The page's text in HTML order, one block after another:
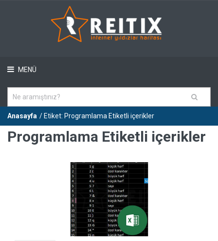
MENÜ
Anasayfa / Etiket: Programlama Etiketli içerikler
Programlama Etiketli içerikler